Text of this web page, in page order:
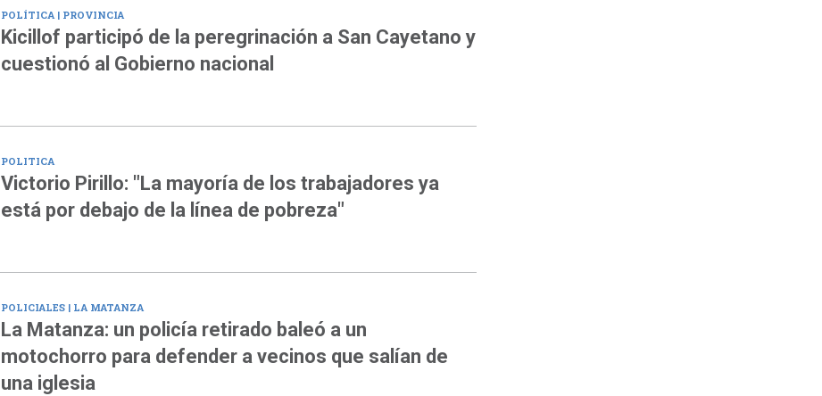
POLÍTICA | PROVINCIA
Kicillof participó de la peregrinación a San Cayetano y
cuestionó al Gobierno nacional
POLITICA
Victorio Pirillo: "La mayoría de los trabajadores ya
está por debajo de la línea de pobreza"
POLICIALES | LA MATANZA
La Matanza: un policía retirado baleó a un
motochorro para defender a vecinos que salían de
una iglesia